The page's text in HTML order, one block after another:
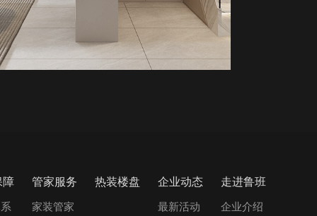
障 管家服务
家装管家
热装楼盘 企业动态
最新活动
走进鲁班
企业介绍